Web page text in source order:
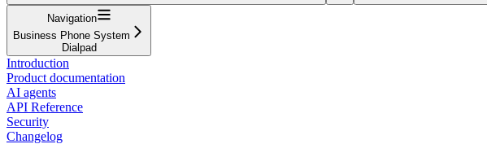
Navigation
Business Phone System
Dialpad
Introduction
Product documentation
AI agents
API Reference
Security
Changelog